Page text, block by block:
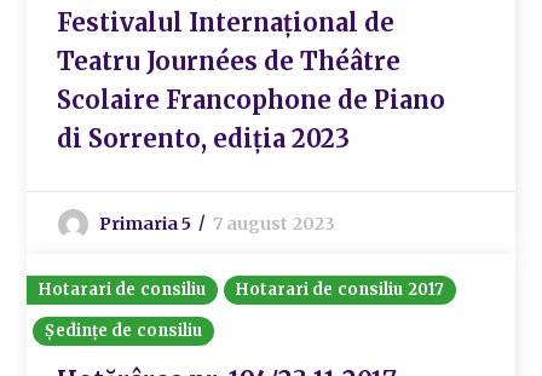
Festivalul Internațional de
Teatru Journées de Théâtre
Scolaire Francophone de Piano
di Sorrento, ediția 2023
Primaria 5 7 august 2023
Hotarari de consiliu
Hotarari de consiliu 2017
Ședințe de consiliu